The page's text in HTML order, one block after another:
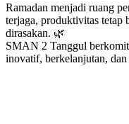
Ramadan menjadi ruang
terjaga, produktivitas tetap
dirasakan. 🌿
SMAN 2 Tanggul
inovatif, berkelanjutan, dan